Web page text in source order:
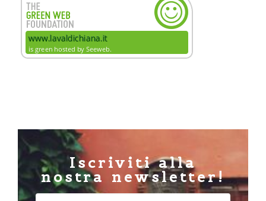
Iscriviti alla
nostra newsletter!